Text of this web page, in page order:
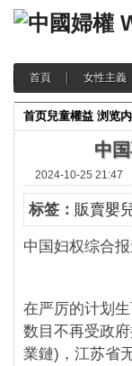
首頁 女性主義
首页兒童權益 浏览
中
2024-10-25 21:47
标签： 販賣嬰
中国妇
在严厉的计划
数目不再受政
業鏈)，江苏省